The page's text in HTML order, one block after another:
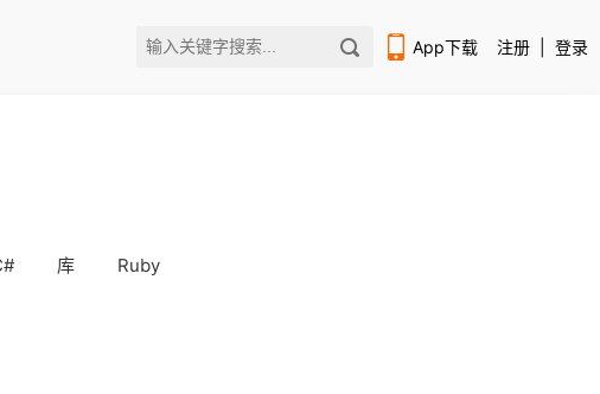
App下载 注册 登录
库 Ruby